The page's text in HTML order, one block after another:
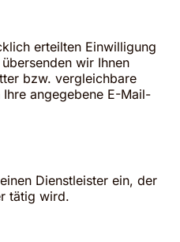
erteilten Einwilligung
wir Ihnen
bzw. vergleichbare
angegebene E-Mail-
Dienstleister ein, der
tätig wird.